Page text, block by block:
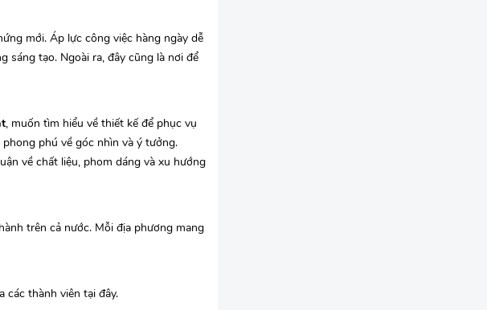
mới. Áp lực công việc hàng ngày dễ
sáng tạo. Ngoài ra, đây cũng là nơi để
, muốn tìm hiểu về thiết kế để phục vụ
phú về góc nhìn và ý tưởng.
về chất liệu, phom dáng và xu hướng
trên cả nước. Mỗi địa phương mang
các thành viên tại đây.